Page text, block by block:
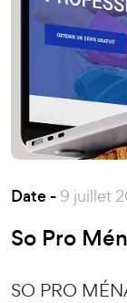
Date - 9 juillet
So Pro
SO PRO